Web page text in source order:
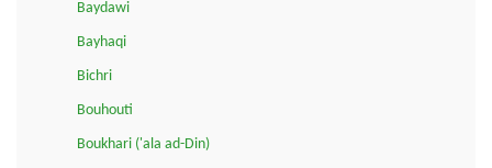
Baydawi
Bayhaqi
Bichri
Bouhouti
Boukhari ('ala ad-Din)